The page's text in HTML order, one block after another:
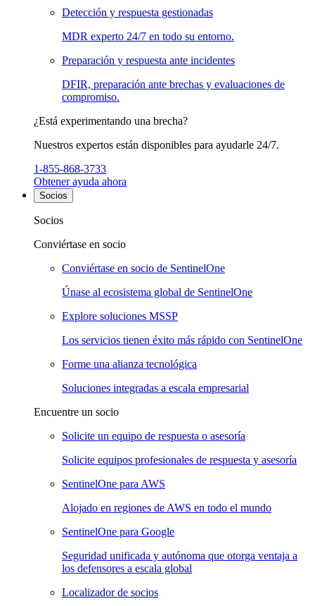
Detección y respuesta gestionadas
MDR experto 24/7 en todo su entorno.
Preparación y respuesta ante incidentes
DFIR, preparación ante brechas y evaluaciones de
compromiso.
¿Está experimentando una brecha?
Nuestros expertos están disponibles para ayudarle 24/7.
1-855-868-3733
Obtener ayuda ahora
Socios
Socios
Conviértase en socio
Conviértase en socio de SentinelOne
Únase al ecosistema global de SentinelOne
Explore soluciones MSSP
Los servicios tienen éxito más rápido con SentinelOne
Forme una alianza tecnológica
Soluciones integradas a escala empresarial
Encuentre un socio
Solicite un equipo de respuesta o asesoría
Solicite equipos profesionales de respuesta y asesoría
SentinelOne para AWS
Alojado en regiones de AWS en todo el mundo
SentinelOne para Google
Seguridad unificada y autónoma que otorga ventaja a
los defensores a escala global
Localizador de socios